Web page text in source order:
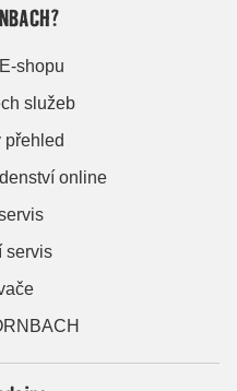
shopu
služeb
přehled
online
servis